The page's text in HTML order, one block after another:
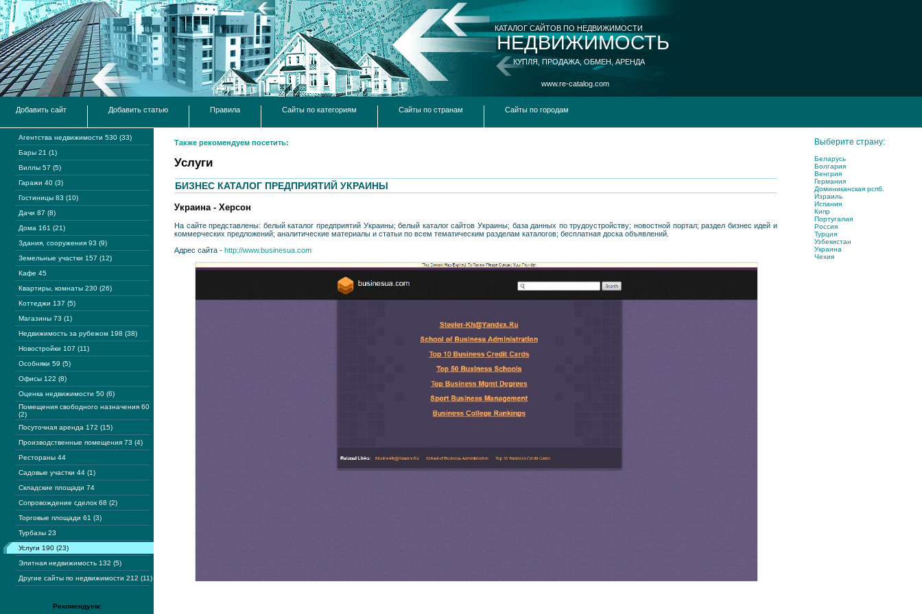
КАТАЛОГ САЙТОВ ПО НЕДВИЖИМОСТИ
НЕДВИЖИМОСТЬ
КУПЛЯ, ПРОДАЖА, ОБМЕН, АРЕНДА
www.re-catalog.com
Добавить сайт Добавить статью Правила Сайты по категориям Сайты по странам Сайты по городам
Агентства недвижимости 530 (33)
Бары 21 (1)
Виллы 57 (5)
Гаражи 40 (3)
Гостиницы 83 (10)
Дачи 87 (8)
Дома 161 (21)
Здания, сооружения 93 (9)
Земельные участки 157 (12)
Кафе 45
Квартиры, комнаты 230 (26)
Коттеджи 137 (5)
Магазины 73 (1)
Недвижимость за рубежом 198 (38)
Новостройки 107 (11)
Особняки 59 (5)
Офисы 122 (8)
Оценка недвижимости 50 (6)
Помещения свободного назначения 60
(2)
Посуточная аренда 172 (15)
Производственные помещения 73 (4)
Рестораны 44
Садовые участки 44 (1)
Складские площади 74
Сопровождение сделок 68 (2)
Торговые площади 61 (3)
Турбазы 23
Услуги 190 (23)
Элитная недвижимость 132 (5)
Другие сайты по недвижимости 212 (11)
Рекомендуем:
Также рекомендуем посетить:
Услуги
БИЗНЕС КАТАЛОГ ПРЕДПРИЯТИЙ УКРАИНЫ
Украина - Херсон
На сайте представлены: белый каталог предприятий Украины; белый каталог сайтов Украины; база данных по трудоустройству; новостной портал; раздел бизнес идей и
коммерческих предложений; аналитические материалы и статьи по всем тематическим разделам каталогов; бесплатная доска объявлений.
Адрес сайта - http://www.businesua.com
Выберите страну:
Беларусь
Болгария
Венгрия
Германия
Доминиканская рспб.
Израиль
Испания
Кипр
Португалия
Россия
Турция
Узбекистан
Украина
Чехия